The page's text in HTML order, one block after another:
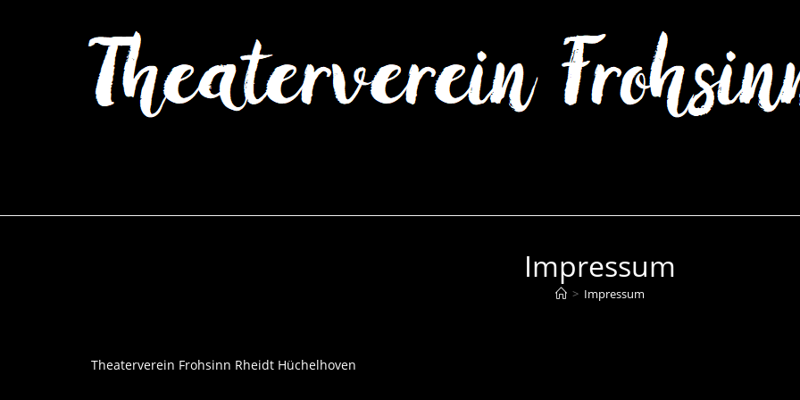
Impressum
> Impressum
Theaterverein Frohsinn Rheidt Hüchelhoven